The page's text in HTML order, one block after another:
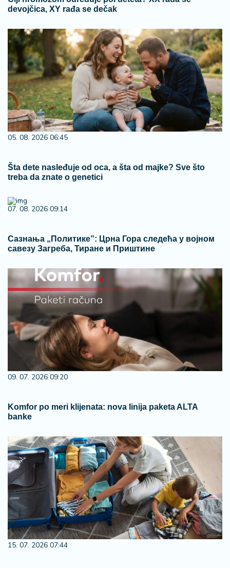
devojčica, XY rađa se dečak
05. 08. 2026 06:45
Šta dete nasleđuje od oca, a šta od majke? Sve što
treba da znate o genetici
07. 08. 2026 09:14
Сазнања „Политике”: Црна Гора следећа у војном
савезу Загреба, Тиране и Приштине
09. 07. 2026 09:20
Komfor po meri klijenata: nova linija paketa ALTA
banke
15. 07. 2026 07:44